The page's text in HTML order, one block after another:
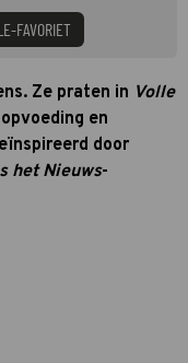
FAVORIET
Ze praten in Volle
en
door
het Nieuws-